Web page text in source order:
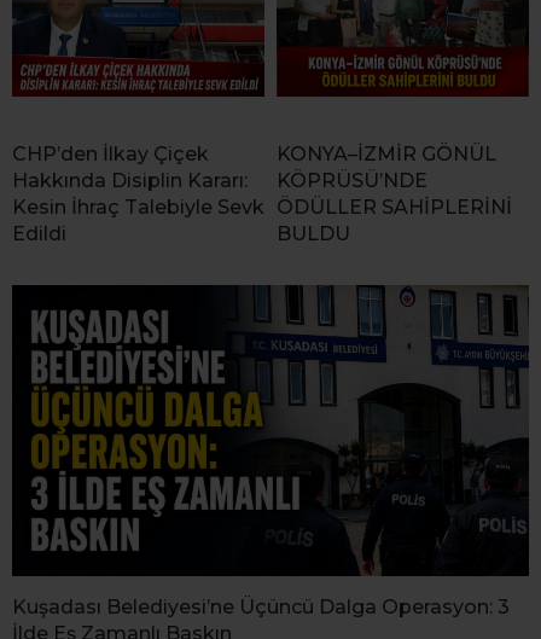
CHP’den İlkay Çiçek
Hakkında Disiplin Kararı:
Kesin İhraç Talebiyle Sevk
Edildi
KONYA–İZMİR GÖNÜL
KÖPRÜSÜ’NDE
ÖDÜLLER SAHİPLERİNİ
BULDU
Kuşadası Belediyesi’ne Üçüncü Dalga Operasyon: 3
İlde Eş Zamanlı Baskın